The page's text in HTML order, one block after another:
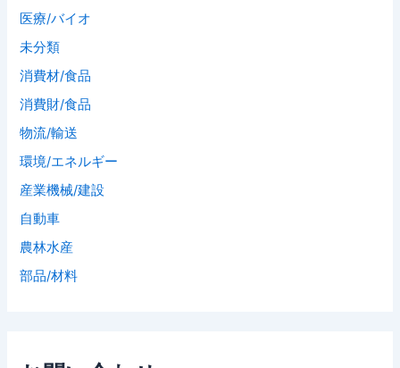
医療/バイオ
未分類
消費材/食品
消費財/食品
物流/輸送
環境/エネルギー
産業機械/建設
自動車
農林水産
部品/材料